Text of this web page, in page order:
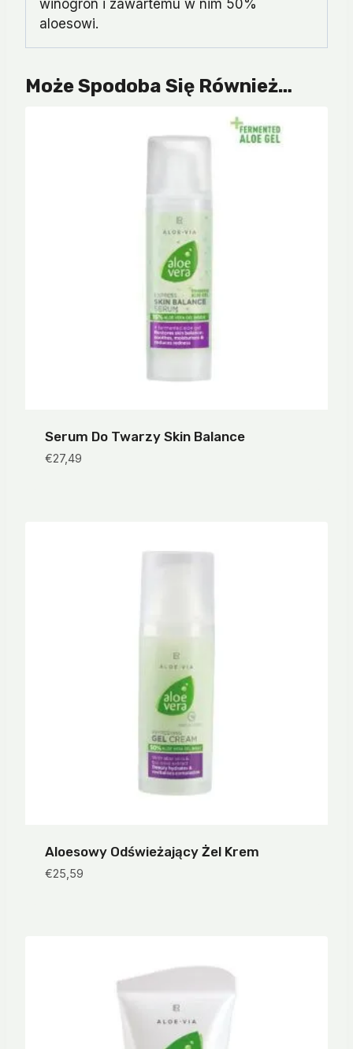
winogron i zawartemu w nim 50%
aloesowi.
Może Spodoba Się Również…
Serum Do Twarzy Skin Balance
€27,49
Aloesowy Odświeżający Żel Krem
€25,59